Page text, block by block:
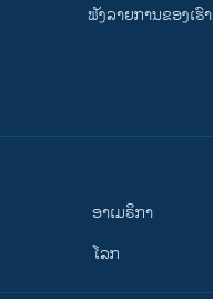
ຟັງລາຍການຂອງເຮົາ
ອາເມຣິກາ
ໂລກ